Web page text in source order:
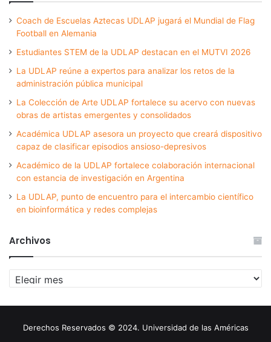
Coach de Escuelas Aztecas UDLAP jugará el Mundial de Flag
Football en Alemania
Estudiantes STEM de la UDLAP destacan en el MUTVI 2026
La UDLAP reúne a expertos para analizar los retos de la
administración pública municipal
La Colección de Arte UDLAP fortalece su acervo con nuevas
obras de artistas emergentes y consolidados
Académica UDLAP asesora un proyecto que creará dispositivo
capaz de clasificar episodios ansioso-depresivos
Académico de la UDLAP fortalece colaboración internacional
con estancia de investigación en Argentina
La UDLAP, punto de encuentro para el intercambio científico
en bioinformática y redes complejas
Archivos
Archivos
Derechos Reservados © 2024. Universidad de las Américas